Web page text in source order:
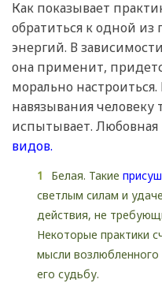
Как показывает
обратиться к одной
энергий. В
она применит,
морально
навязывания человеку
испытывает.
видов.
Белая. Такие
светлым силам и
действия, не
Некоторые практики
мысли
его судьбу.